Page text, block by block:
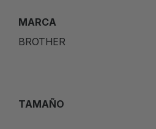
MARCA
BROTHER
TAMAÑO